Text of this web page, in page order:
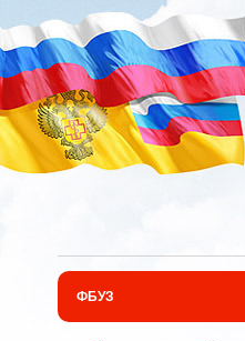
Перейти к основному содержанию
ФБУЗ